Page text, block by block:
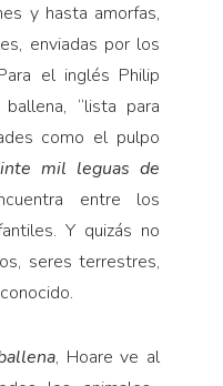
y hasta amorfas,
enviadas por los
el inglés Philip
“lista para
como el pulpo
mil leguas de
entre los
Y quizás no
seres terrestres,
, Hoare ve al